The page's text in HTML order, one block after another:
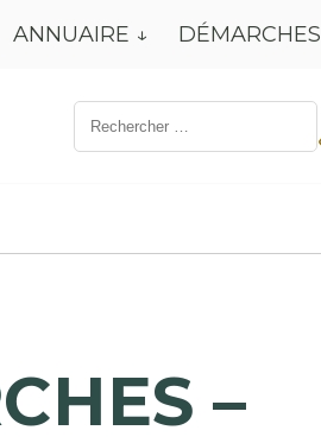
ANNUAIRE DÉMARCHES
Résultat
de
–